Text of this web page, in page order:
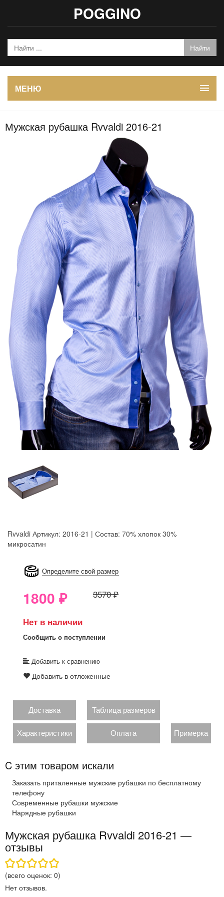
POGGINO
МЕНЮ
Мужская рубашка Rvvaldi 2016-21
Rvvaldi Артикул: 2016-21 | Состав: 70% хлопок 30%
микросатин
Определите свой размер
1800 ₽ 3570 ₽
Нет в наличии
Сообщить о поступлении
Добавить к сравнению
Добавить в отложенные
Доставка Таблица размеров
Характеристики Оплата Примерка
C этим товаром искали
Заказать приталенные мужские рубашки по бесплатному
телефону
Современные рубашки мужские
Нарядные рубашки
Мужская рубашка Rvvaldi 2016-21 —
отзывы
(всего оценок: 0)
Нет отзывов.